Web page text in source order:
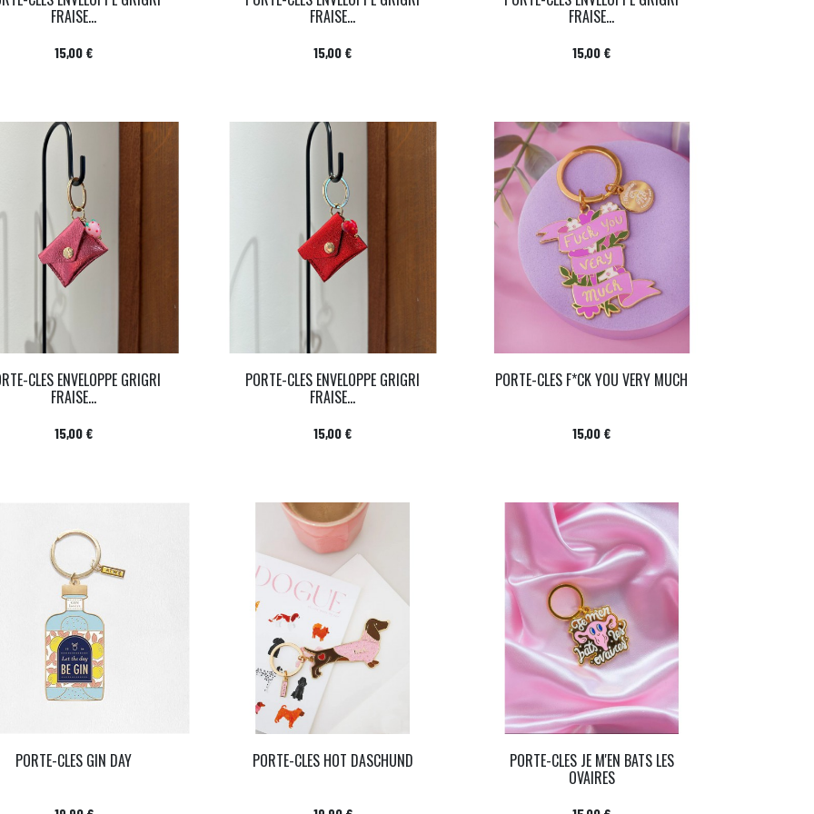
FRAISE...
Prix
15,00 €
FRAISE...
Prix
15,00 €
FRAISE...
Prix
15,00 €
CLES ENVELOPPE GRIGRI
FRAISE...
Prix
15,00 €
PORTE-CLES ENVELOPPE GRIGRI
FRAISE...
Prix
15,00 €
PORTE-CLES F*CK YOU VERY MUCH
Prix
15,00 €
PORTE-CLES GIN DAY PORTE-CLES HOT DASCHUND PORTE-CLES JE M'EN BATS LES
OVAIRES